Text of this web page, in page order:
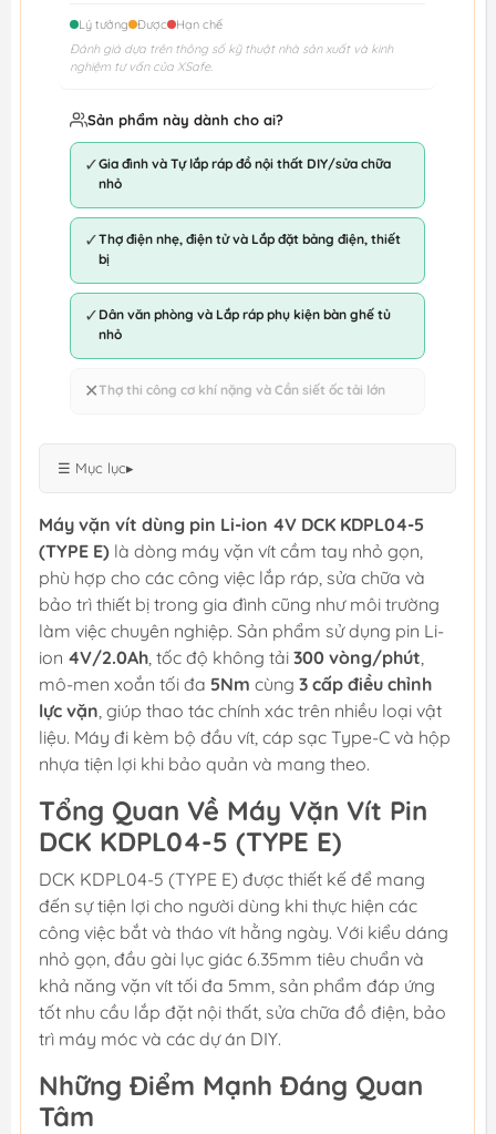
Lý tưởng Được
Hạn chế
Đánh giá dựa trên thông số kỹ thuật nhà sản xuất và kinh
nghiệm tư vấn của XSafe.
Sản phẩm này dành cho ai?
✓Gia đình và Tự lắp ráp đồ nội thất DIY/sửa chữa
nhỏ
✓Thợ điện nhẹ, điện tử và Lắp đặt bảng điện, thiết
bị
✓ Dân văn phòng và Lắp ráp phụ kiện bàn ghế tủ
nhỏ
✕Thợ thi công cơ khí nặng và Cần siết ốc tải lớn
☰ Mục lục▸
Máy vặn vít dùng pin Li-ion 4V DCK KDPL04-5
(TYPE E) là dòng máy vặn vít cầm tay nhỏ gọn,
phù hợp cho các công việc lắp ráp, sửa chữa và
bảo trì thiết bị trong gia đình cũng như môi trường
làm việc chuyên nghiệp. Sản phẩm sử dụng pin Li-
ion 4V/2.0Ah , tốc độ không tải 300 vòng/phút
mô-men xoắn tối đa 5Nm cùng 3 cấp điều chỉnh
lực vặn , giúp thao tác chính xác trên nhiều loại vật
liệu. Máy đi kèm bộ đầu vít, cáp sạc Type-C và hộp
nhựa tiện lợi khi bảo quản và mang theo.
Tổng Quan Về Máy Vặn Vít Pin
DCK KDPL04-5 (TYPE E)
DCK KDPL04-5 (TYPE E) được thiết kế để mang
đến sự tiện lợi cho người dùng khi thực hiện các
công việc bắt và tháo vít hằng ngày. Với kiểu dáng
nhỏ gọn, đầu gài lục giác 6.35mm tiêu chuẩn và
khả năng vặn vít tối đa 5mm, sản phẩm đáp ứng
tốt nhu cầu lắp đặt nội thất, sửa chữa đồ điện, bảo
trì máy móc và các dự án DIY.
Những Điểm Mạnh Đáng Quan
Tâm